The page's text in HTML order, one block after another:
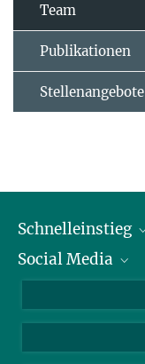
Team
Publikationen
Stellenangebote
Schnelleinstieg
Alumni
Fördernde
Social Media
Bluesky
Facebook